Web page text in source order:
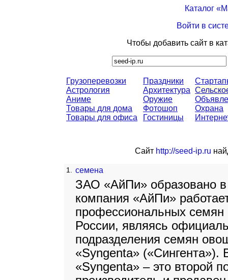
Каталог
Войти в
Чтобы добавить сайт в
Грузоперевозки
Астрология
Аниме
Товары для дома
Товары для офиса
Праздники
Архитектура
Оружие
Фотошоп
Гостиницы
Охрана
Сайт http://seed-ip.ru
1. семена
ЗАО «АйПи» образовано в
компания «АйПи»
профессиональных семян
России, являясь
подразделения семян
«Syngenta»
«Syngenta» – это второй